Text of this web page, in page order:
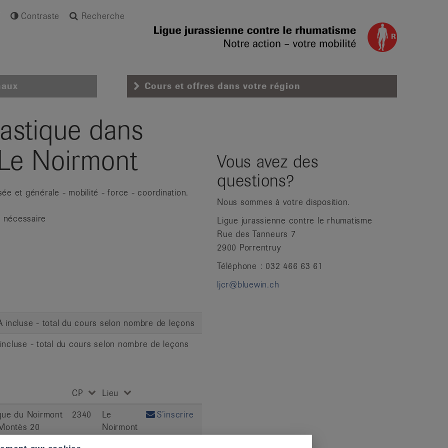
Contraste Recherche
Cours et offres dans votre région
dans
Noirmont
et générale - mobilité - force - coordination.
incluse - total du cours selon nombre de leçons
- total du cours selon nombre de leçons
CP
Lieu
du Noirmont
20
2340
Le
Noirmont
S’inscrire
Vous avez des
questions?
Nous sommes à votre disposition.
Ligue jurassienne contre le rhumatisme
Rue des Tanneurs 7
2900 Porrentruy
Téléphone : 032 466 63 61
ljcr@bluewin.ch